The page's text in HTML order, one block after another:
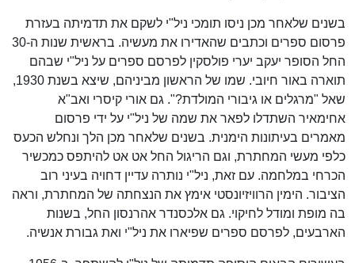
בשנים שלאחר מכן ניסו תומכי ניל"י לשקם את תדמיתה בעזרת
פרסום ספרים וכתבים שהאדירו את מעשיה. בראשית שנות ה-30
החל הסופר יעקב יערי פולסקין לפרסם ספרים על ניל"י שבהם
תוארה באור חיובי. שמו של הראשון מביניהם, שיצא בשנת 1930,
שאל "מרגלים או גיבורי המולדת?". גם אורי קיסרי ואב"א
אחימאיר השתדלו לפאר את שמה של ניל"י על ידי פרסום
מאמרים בעיתונות הימנית. בשנים שלאחר מכן הלך ונחלש הכעס
כלפי מעשי המחתרת, וגם הריגול החל אט אט להיתפס כמכשיר
הכרחי במלחמה. עם זאת, ניל"י נותרה עדיין דחויה בעיני רוב
הציבור. הימין הרוויזיונסטי אימץ את הנצחתה של המחתרת, וראה
בה מופת ומודל לחיקוי. גם אלכסנדר אהרנסון החל, בשנות
הארבעים, לפרסם ספרים שפיארו את ניל"י ואת גבורת אנשיה.